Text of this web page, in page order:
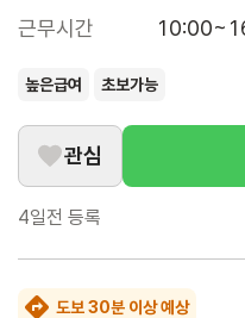
근무시간
높은급여 초보가능
관심
4일전 등록
도보 30분 이상 예상